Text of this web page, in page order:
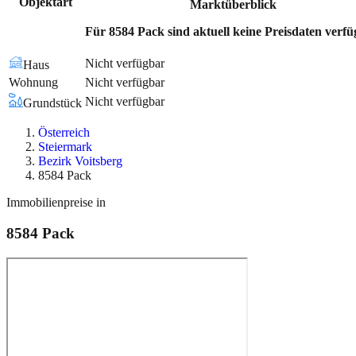
Marktüberblick
Für 8584 Pack sind aktuell keine Preisdaten
Haus
Nicht verfügbar
Wohnung
Nicht verfügbar
Grundstück Nicht verfügbar
Österreich
Steiermark
Bezirk Voitsberg
8584 Pack
Immobilienpreise in
8584 Pack